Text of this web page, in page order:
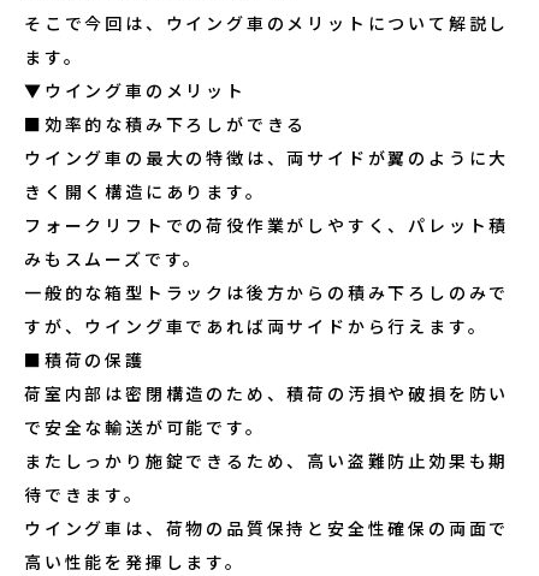
そこで今回は、ウイング車のメリットについて解説し
ます。
▼ウイング車のメリット
■効率的な積み下ろしができる
ウイング車の最大の特徴は、両サイドが翼のように大
きく開く構造にあります。
フォークリフトでの荷役作業がしやすく、パレット積
みもスムーズです。
一般的な箱型トラックは後方からの積み下ろしのみで
すが、ウイング車であれば両サイドから行えます。
■積荷の保護
荷室内部は密閉構造のため、積荷の汚損や破損を防い
で安全な輸送が可能です。
またしっかり施錠できるため、高い盗難防止効果も期
待できます。
ウイング車は、荷物の品質保持と安全性確保の両面で
高い性能を発揮します。